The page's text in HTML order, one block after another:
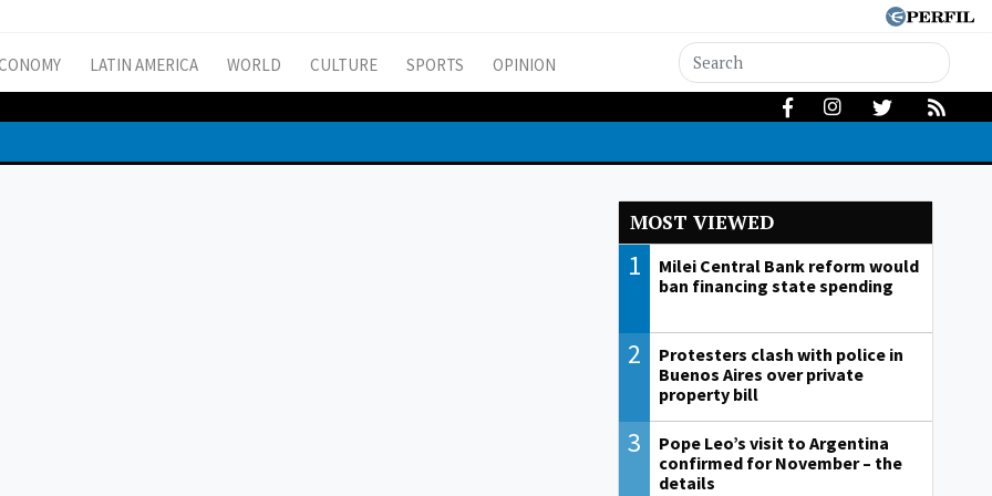
LATIN AMERICA WORLD CULTURE SPORTS OPINION
MOST VIEWED
1
Milei Central Bank reform would
ban financing state spending
2
Protesters clash with police in
Buenos Aires over private
property bill
3
Pope Leo’s visit to Argentina
confirmed for November – the
details